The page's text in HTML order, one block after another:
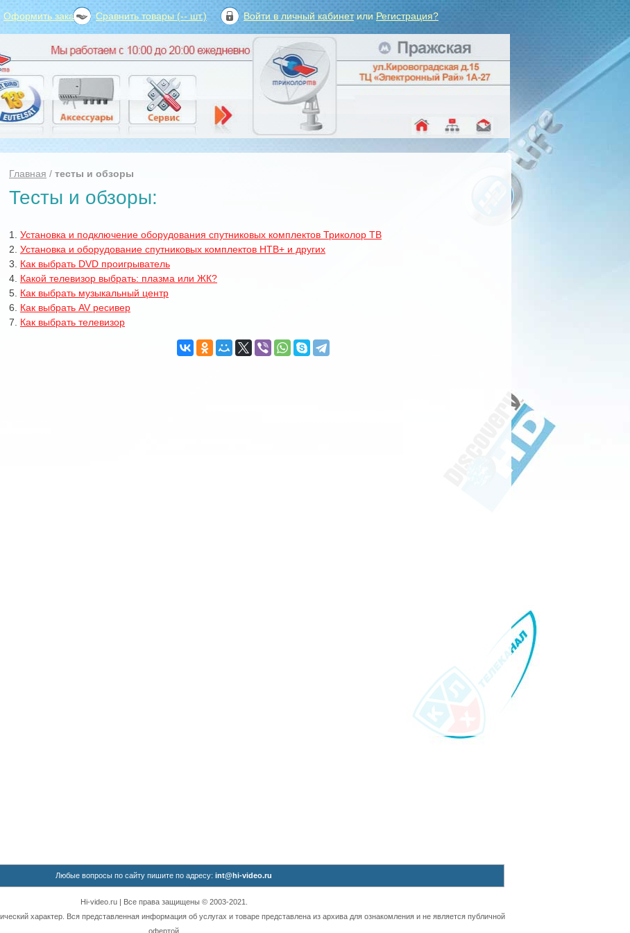
Оформить заказ? Сравнить товары (-- шт.) Войти в личный кабинетили Регистрация?
Главная / тесты и обзоры
Тесты и обзоры:
1. Установка и подключение оборудования спутниковых комплектов Триколор ТВ
2. Установка и оборудование спутниковых комплектов НТВ+ и других
3. Как выбрать DVD проигрыватель
4. Какой телевизор выбрать: плазма или ЖК?
5. Как выбрать музыкальный центр
6. Как выбрать AV ресивер
7. Как выбрать телевизор
Любые вопросы по сайту пишите по адресу: int@hi-video.ru
Hi-video.ru | Все права защищены © 2003-2021.
характер. Вся представленная информация об услугах и товаре представлена из архива для ознакомления и не является публичной
офертой